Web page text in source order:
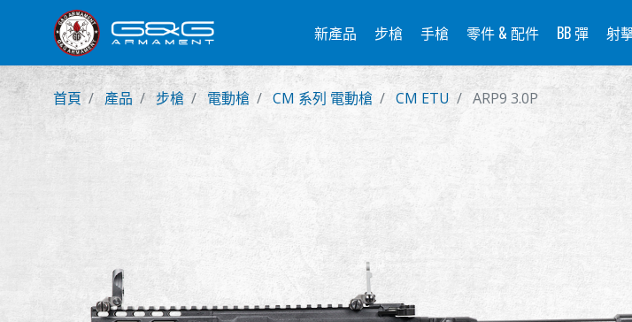
新產品 步槍 手槍 零件 & 配件 BB 彈 射
首頁 產品 步槍 電動槍 CM 系列 電動槍 CM ETU ARP9 3.0P